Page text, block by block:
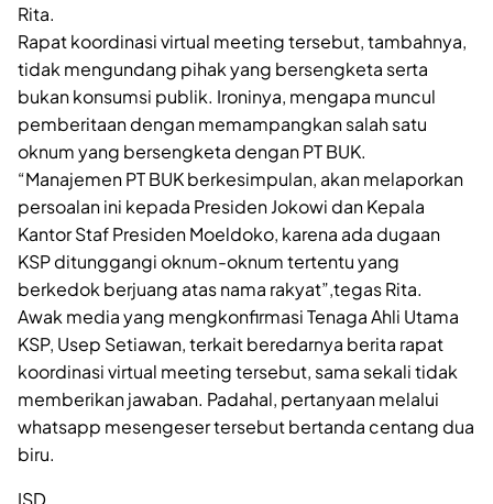
Rita.
Rapat koordinasi virtual meeting tersebut, tambahnya,
tidak mengundang pihak yang bersengketa serta
bukan konsumsi publik. Ironinya, mengapa muncul
pemberitaan dengan memampangkan salah satu
oknum yang bersengketa dengan PT BUK.
“Manajemen PT BUK berkesimpulan, akan melaporkan
persoalan ini kepada Presiden Jokowi dan Kepala
Kantor Staf Presiden Moeldoko, karena ada dugaan
KSP ditunggangi oknum-oknum tertentu yang
berkedok berjuang atas nama rakyat”,tegas Rita.
Awak media yang mengkonfirmasi Tenaga Ahli Utama
KSP, Usep Setiawan, terkait beredarnya berita rapat
koordinasi virtual meeting tersebut, sama sekali tidak
memberikan jawaban. Padahal, pertanyaan melalui
whatsapp mesengeser tersebut bertanda centang dua
biru.
ISD